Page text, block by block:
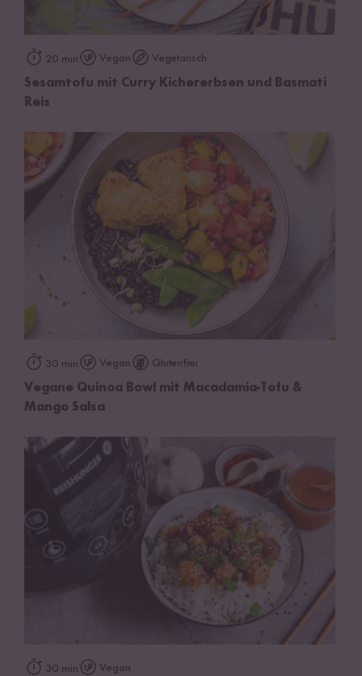
20 min Vegan Vegetarisch
Sesamtofu mit Curry Kichererbsen und Basmati
Reis
30 min Vegan Glutenfrei
Vegane Quinoa Bowl mit Macadamia-Tofu &
Mango Salsa
30 min Vegan